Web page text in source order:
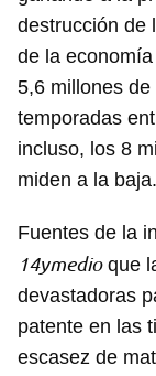
destrucción de
de la
5,6 millones
temporadas
incluso, los 8
miden a la baja.
Fuentes de la
14ymedioque
devastadoras
patente en las
escasez de